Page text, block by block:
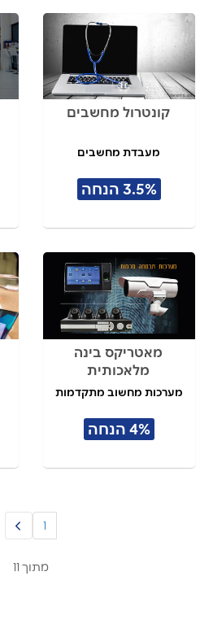
קונטרול מחשבים
מעבדת מחשבים
3.5% הנחה
מאטריקס בינה
מלאכותית
מערכות מחשוב מתקדמות
4% הנחה
1
מתוך 11